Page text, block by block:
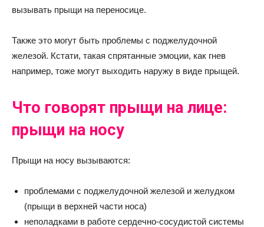
вызывать прыщи на переносице.
Также это могут быть проблемы с поджелудочной
железой. Кстати, такая спрятанные эмоции, как гнев
например, тоже могут выходить наружу в виде прыщей.
Что говорят прыщи на лице:
прыщи на носу
Прыщи на носу вызываются:
проблемами с поджелудочной железой и желудком
(прыщи в верхней части носа)
неполадками в работе сердечно-сосудистой системы